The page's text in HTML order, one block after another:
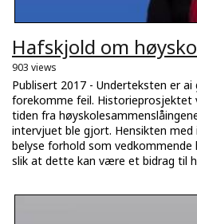
Hafskjold om
903 views
Publisert 2017 - Underteksten er
forekomme feil. Historieprosjektet
tiden fra
intervjuet ble gjort. Hensikten
belyse forhold som
slik at dette kan være et bidrag til